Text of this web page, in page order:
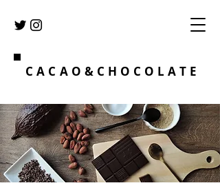
CACAO&CHOCOLATE